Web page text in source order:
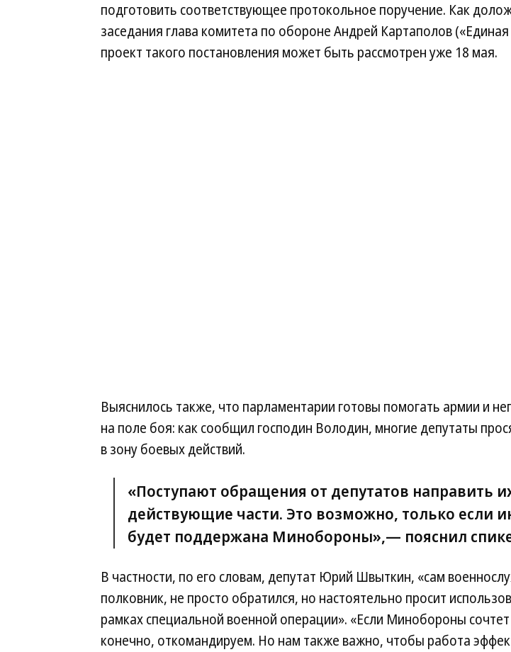
подготовить соответствующее протокольное поручение. Как
заседания глава комитета по обороне Андрей Картаполов («Единая
проект такого постановления может быть рассмотрен уже 18 мая.
Выяснилось также, что парламентарии готовы помогать армии и
на поле боя: как сообщил господин Володин, многие депутаты
в зону боевых действий.
«Поступают обращения от депутатов направить
действующие части. Это возможно, только если
будет поддержана Минобороны»,— пояснил
В частности, по его словам, депутат Юрий Швыткин, «сам
полковник, не просто обратился, но настоятельно просит
рамках специальной военной операции». «Если Минобороны
конечно, откомандируем. Но нам также важно, чтобы работа